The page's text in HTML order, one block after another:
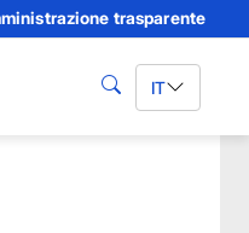
trasparente
cerca IT